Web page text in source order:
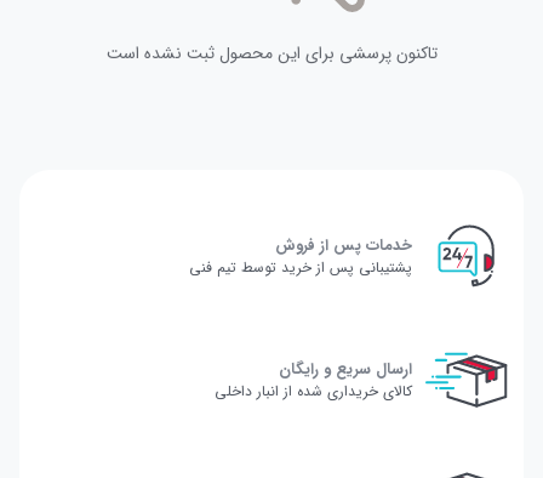
تاکنون پرسشی برای این محصول ثبت نشده است
خدمات پس از فروش
پشتیبانی پس از خرید توسط تیم فنی
ارسال سریع و رایگان
کالای خریداری شده از انبار داخلی